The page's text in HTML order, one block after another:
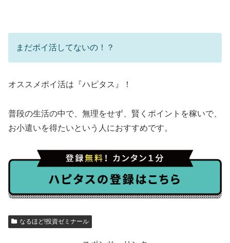
まだポイ活してないの！？
オススメポイ活は『ハピタス』！
普段の生活の中で、無理をせず、賢くポイントを稼いで、
お小遣いを得たいという人におすすめです。
なるほど!投資ゼミナール